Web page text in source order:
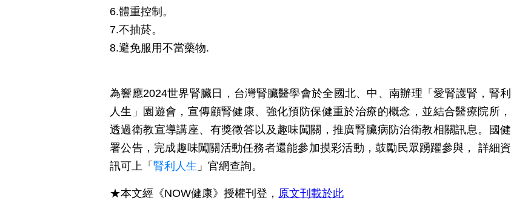
6.體重控制。
7.不抽菸。
8.避免服用不當藥物.
為響應2024世界腎臟日，台灣腎臟醫學會於全國北、中、南辦理「愛腎護腎，腎利
人生」園遊會，宣傳顧腎健康、強化預防保健重於治療的概念，並結合醫療院所，
透過衛教宣導講座、有獎徵答以及趣味闖關，推廣腎臟病防治衛教相關訊息。國健
署公告，完成趣味闖關活動任務者還能參加摸彩活動，鼓勵民眾踴躍參與， 詳細資
訊可上「 腎利人生 」官網查詢。
★本文經《NOW健康》授權刊登， 原文刊載於此